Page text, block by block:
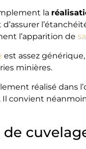
la
d’assurer
l’apparition de
est assez
minières.
réalisé dans
convient
de